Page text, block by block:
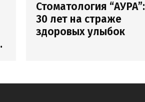
Стоматология “АУРА”:
30 лет на страже
здоровых улыбок